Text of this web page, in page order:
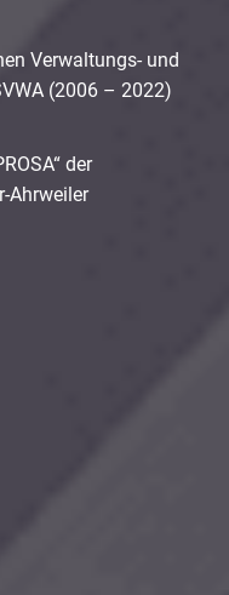
Verwaltungs- und
(2006 – 2022)
der
Ahrweiler